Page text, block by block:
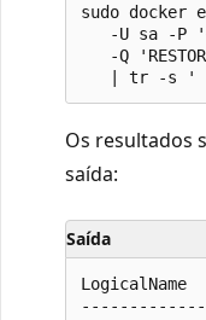
sudo
-U sa -P
-Q
Os resultados
saída:
Saída
LogicalName